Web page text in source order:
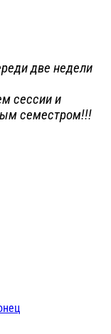
две недели
сессии и
семестром!!!